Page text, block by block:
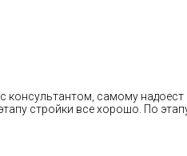
консультантом, самому
стройки все хорошо. По